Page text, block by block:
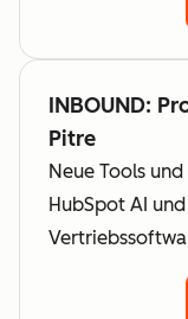
INBOUND:
Pitre
Neue Tools
HubSpot AI